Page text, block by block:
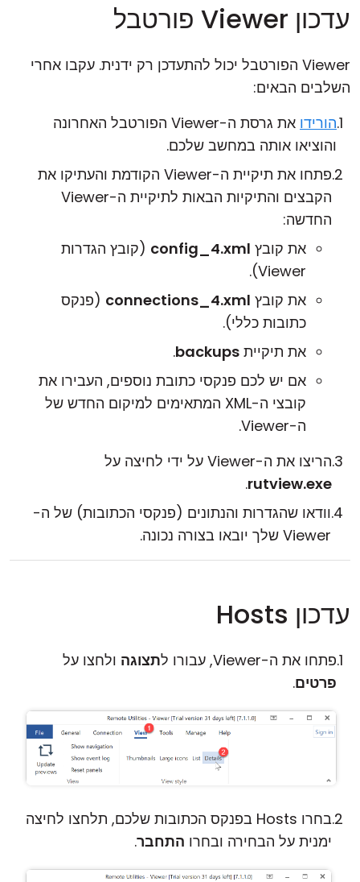
עדכון Viewer פורטבל
Viewer הפורטבל יכול להתעדכן רק ידנית. עקבו אחרי
השלבים הבאים:
הורידו
את גרסת ה-Viewer הפורטבל האחרונה
והוציאו אותה במחשב שלכם.
פתחו את תיקיית ה-Viewer הקודמת והעתיקו את
הקבצים והתיקיות הבאות לתיקיית ה-Viewer
החדשה:
את קובץ config_4.xml (קובץ הגדרות
Viewer).
את קובץ connections_4.xml (פנקס
כתובות כללי).
את תיקיית backups
.
אם יש לכם פנקסי כתובת נוספים, העבירו את
קובצי ה-XML המתאימים למיקום החדש של
ה-Viewer.
הריצו את ה-Viewer על ידי לחיצה על
rutview.exe
.
וודאו שהגדרות והנתונים (פנקסי הכתובות) של ה-
Viewer שלך יובאו בצורה נכונה.
עדכון Hosts
פתחו את ה-Viewer, עבורו ל תצוגה ולחצו על
פרטים.
בחרו Hosts בפנקס הכתובות שלכם, תלחצו לחיצה
ימנית על הבחירה ובחרו התחבר.